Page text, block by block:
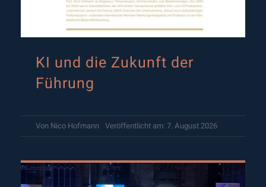
KI und die Zukunft der
Führung
Von Nico Hofmann Veröffentlicht am: 7. August 2026